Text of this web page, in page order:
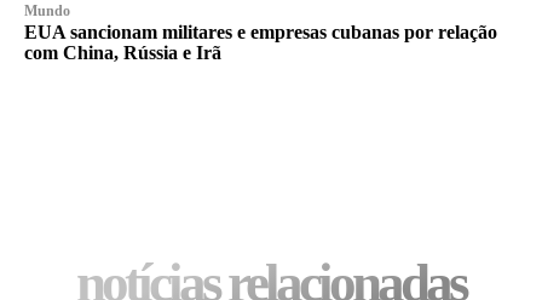
Mundo
EUA sancionam militares e empresas cubanas por relação
com China, Rússia e Irã
notícias relacionadas